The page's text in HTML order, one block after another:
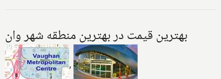
بهترین قیمت در بهترین منطقه شهر وان
,